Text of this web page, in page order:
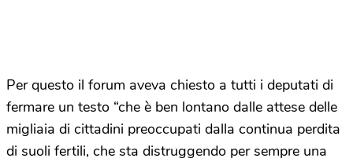
Per questo il forum aveva chiesto a tutti i deputati di
fermare un testo “che è ben lontano dalle attese delle
migliaia di cittadini preoccupati dalla continua perdita
di suoli fertili, che sta distruggendo per sempre una